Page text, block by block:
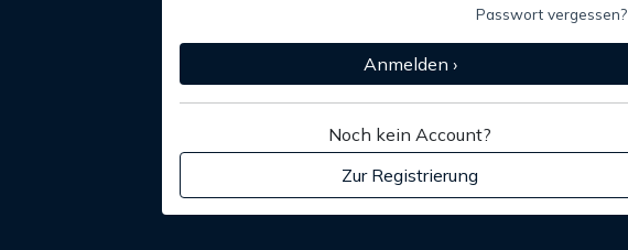
Passwort vergessen?
Anmelden ›
Noch kein Account?
Zur Registrierung